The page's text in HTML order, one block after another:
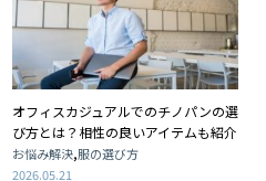
オフィスカジュアルでのチノパンの選
び方とは？相性の良いアイテムも紹介
お悩み解決,服の選び方
2026.05.21